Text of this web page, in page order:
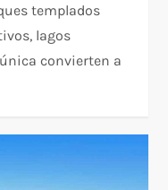
templados
lagos
convierten a